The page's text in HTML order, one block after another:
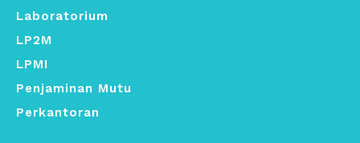
Laboratorium
LP2M
LPMI
Penjaminan Mutu
Perkantoran